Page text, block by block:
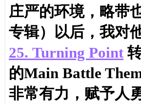
庄严的环境，略带
专辑）以后，我对
25. Turning Point
的Main Battle
非常有力，赋予人